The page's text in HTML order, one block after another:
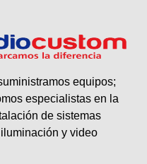
equipos;
especialistas en la
de sistemas
y video